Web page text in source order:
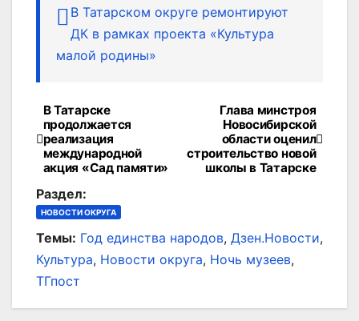
В Татарском округе ремонтируют
ДК в рамках проекта «Культура
малой родины»
Навигация
по
записям
Глава минстроя
Новосибирской
области оценил
строительство новой
школы в Татарске
В Татарске
продолжается
реализация
международной
акция «Сад памяти»
Раздел:
НОВОСТИ ОКРУГА
Темы: Год единства народов, Дзен.Новости,
Культура, Новости округа, Ночь музеев,
ТГпост